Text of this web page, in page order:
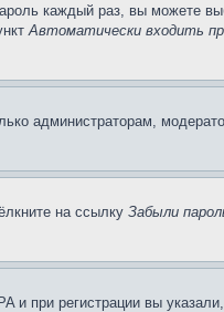
каждый раз, вы можете
Автоматически входить
администраторам,
на ссылку Забыли
при регистрации вы